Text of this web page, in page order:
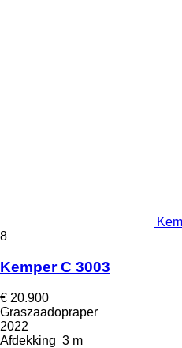
8
Kemper C 3003
€ 20.900
Graszaadopraper
2022
Afdekking 3 m